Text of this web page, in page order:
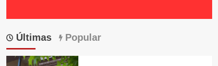
Últimas Popular